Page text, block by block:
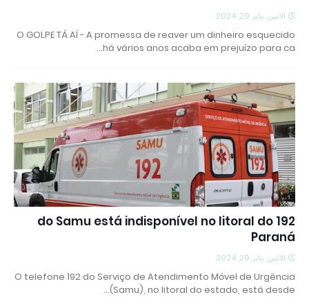
الاثنين, يناير 29, 2024
O GOLPE TÁ AÍ - A promessa de reaver um dinheiro esquecido
há vários anos acaba em prejuízo para ca…
192 do Samu está indisponível no litoral do
Paraná
الاثنين, يناير 29, 2024
O telefone 192 do Serviço de Atendimento Móvel de Urgência
(Samu), no litoral do estado, está desde…